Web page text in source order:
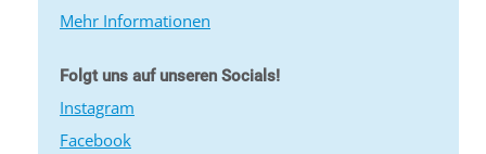
Mehr Informationen
Folgt uns auf unseren Socials!
Instagram
Facebook